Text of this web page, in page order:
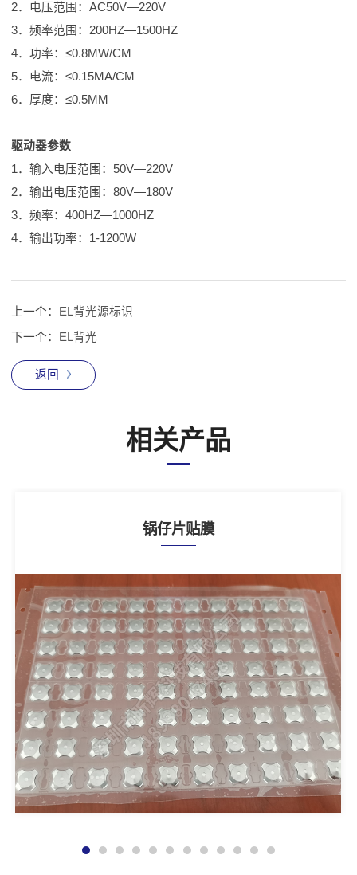
2．电压范围：AC50V—220V
3．频率范围：200HZ—1500HZ
4．功率：≤0.8MW/CM
5．电流：≤0.15MA/CM
6．厚度：≤0.5MM
驱动器参数
1．输入电压范围：50V—220V
2．输出电压范围：80V—180V
3．频率：400HZ—1000HZ
4．输出功率：1-1200W
上一个：
EL背光源标识
下一个：
EL背光
返回
相关产品
锅仔片贴膜